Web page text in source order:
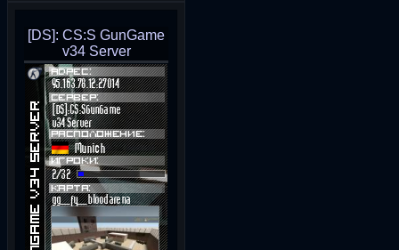
[DS]: CS:S GunGame
v34 Server